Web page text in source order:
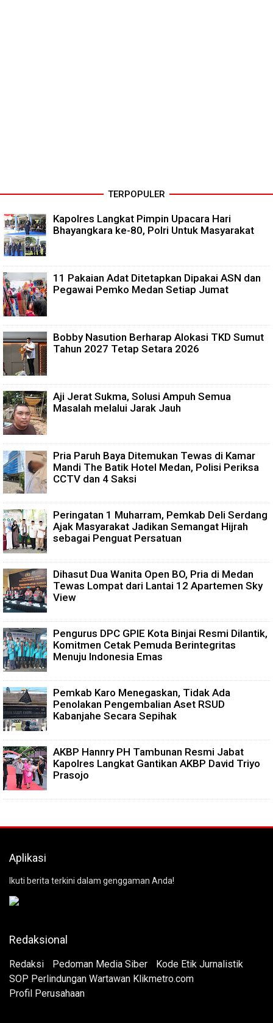
TERPOPULER
Kapolres Langkat Pimpin Upacara Hari
Bhayangkara ke-80, Polri Untuk Masyarakat
11 Pakaian Adat Ditetapkan Dipakai ASN dan
Pegawai Pemko Medan Setiap Jumat
Bobby Nasution Berharap Alokasi TKD Sumut
Tahun 2027 Tetap Setara 2026
Aji Jerat Sukma, Solusi Ampuh Semua
Masalah melalui Jarak Jauh
Pria Paruh Baya Ditemukan Tewas di Kamar
Mandi The Batik Hotel Medan, Polisi Periksa
CCTV dan 4 Saksi
Peringatan 1 Muharram, Pemkab Deli Serdang
Ajak Masyarakat Jadikan Semangat Hijrah
sebagai Penguat Persatuan
Dihasut Dua Wanita Open BO, Pria di Medan
Tewas Lompat dari Lantai 12 Apartemen Sky
View
Pengurus DPC GPIE Kota Binjai Resmi Dilantik,
Komitmen Cetak Pemuda Berintegritas
Menuju Indonesia Emas
Pemkab Karo Menegaskan, Tidak Ada
Penolakan Pengembalian Aset RSUD
Kabanjahe Secara Sepihak
AKBP Hannry PH Tambunan Resmi Jabat
Kapolres Langkat Gantikan AKBP David Triyo
Prasojo
Aplikasi
Ikuti berita terkini dalam genggaman Anda!
Redaksional
Redaksi Pedoman Media Siber
Kode Etik Jurnalistik
SOP Perlindungan Wartawan Klikmetro.com
Profil Perusahaan